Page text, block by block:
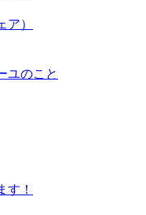
）
ユのこと
す！